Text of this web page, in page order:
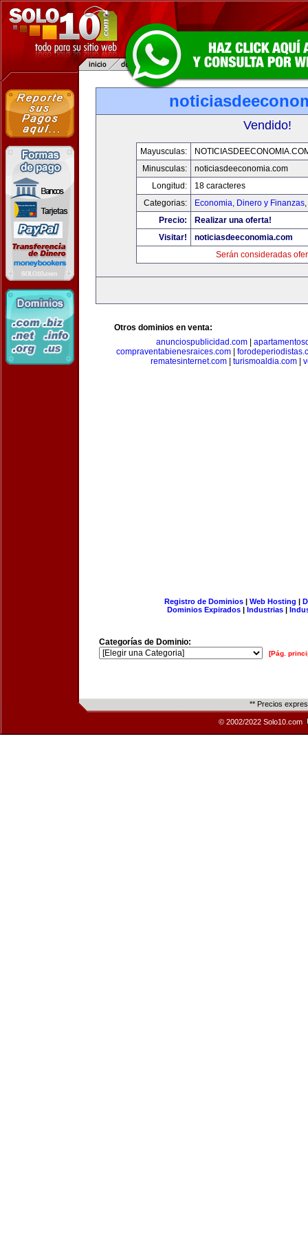
Vendido!
Mayusculas:
Minusculas:
noticiasdeeconomia.com
Longitud:
18 caracteres
Categorias:
Economia, Dinero y Finanzas,
Precio:
Realizar una oferta!
Visitar!
noticiasdeeconomia.com
Serán consideradas
Otros dominios en venta:
anunciospublicidad.com|
compraventabienesraices.com
rematesinternet.com| turismoaldia.com|
Registro de Dominios| Web Hosting |
Dominios Expirados | Industrias |
Categorías de Dominio:
[Pág.
** Precios
© 2002/2022 Solo10.com